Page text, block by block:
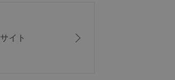
イト